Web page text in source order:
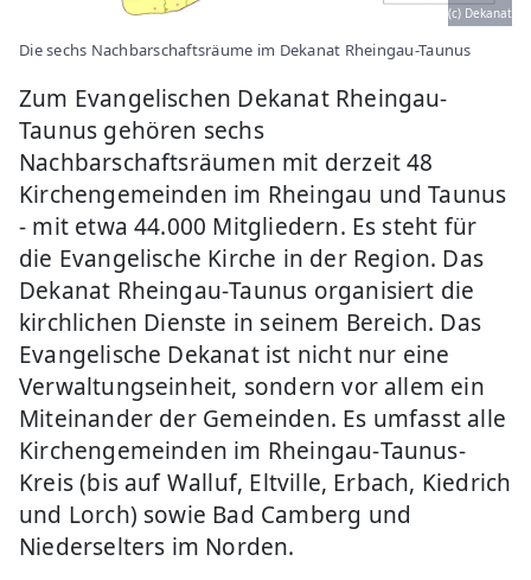
(c) Dekanat
Die sechs Nachbarschaftsräume im Dekanat Rheingau-Taunus
Zum Evangelischen Dekanat Rheingau‐
Taunus gehören sechs
Nachbarschaftsräumen mit derzeit 48
Kirchengemeinden im Rheingau und Taunus
‐ mit etwa 44.000 Mitgliedern. Es steht für
die Evangelische Kirche in der Region. Das
Dekanat Rheingau‐Taunus organisiert die
kirchlichen Dienste in seinem Bereich. Das
Evangelische Dekanat ist nicht nur eine
Verwaltungseinheit, sondern vor allem ein
Miteinander der Gemeinden. Es umfasst alle
Kirchengemeinden im Rheingau‐Taunus‐
Kreis (bis auf Walluf, Eltville, Erbach, Kiedrich
und Lorch) sowie Bad Camberg und
Niederselters im Norden.